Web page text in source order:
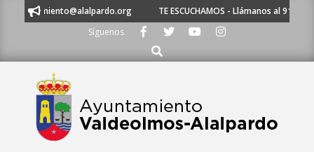
a ayuntamiento@alalpardo.org
TE ESCUCHAMOS - Llámanos al 91
Síguenos
Buscar